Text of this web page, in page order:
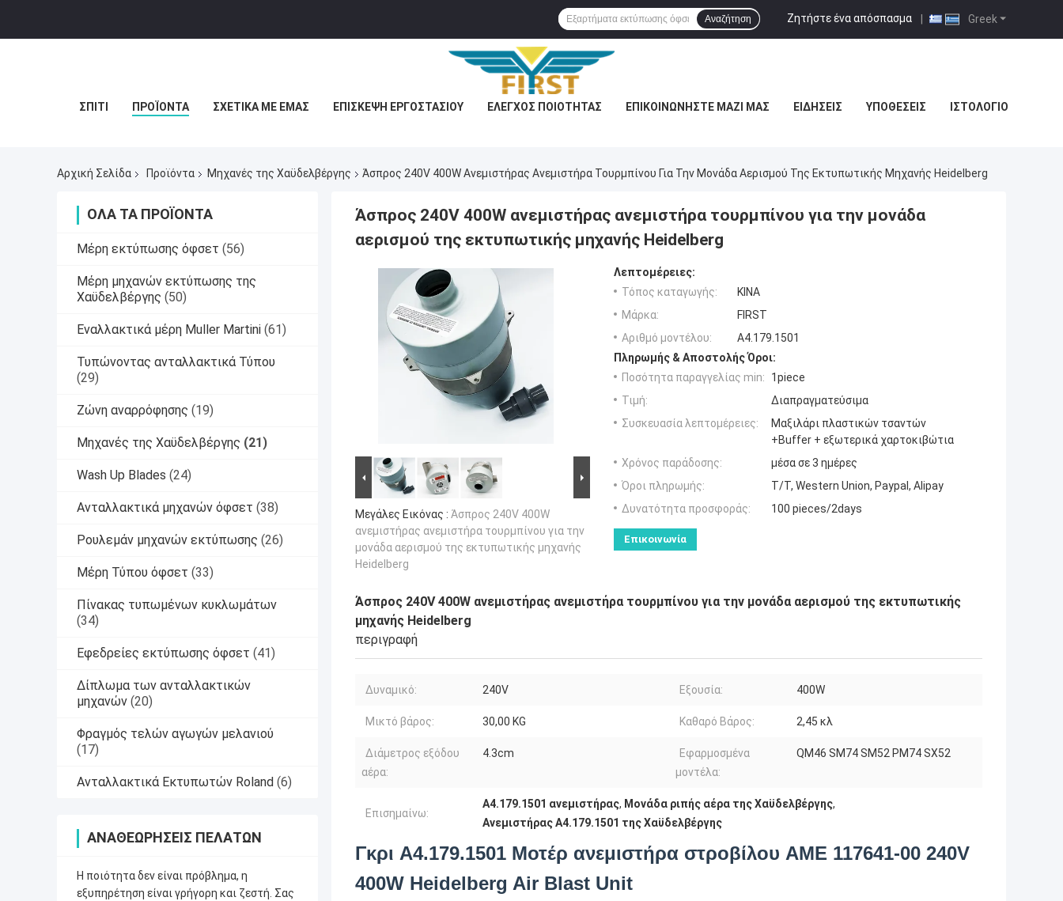
Greek
Ζητήστε ένα απόσπασμα |
Αναζήτηση
ΣΠΊΤΙ ΠΡΟΪΌΝΤΑ ΣΧΕΤΙΚΆ ΜΕ ΕΜΆΣ ΕΠΙΣΚΕΨΉ ΕΡΓΟΣΤΑΣΊΟΥ ΈΛΕΓΧΟΣ ΠΟΙΌΤΗΤΑΣ ΕΠΙΚΟΙΝΩΝΉΣΤΕ ΜΑΖΊ ΜΑΣ ΕΙΔΉΣΕΙΣ ΥΠΟΘΈΣΕΙΣ ΙΣΤΟΛΌΓΙΟ
Αρχική Σελίδα Προϊόντα Μηχανές της Χαϋδελβέργης Άσπρος 240V 400W Ανεμιστήρας Ανεμιστήρα Τουρμπίνου Για Την Μονάδα Αερισμού Της Εκτυπωτικής Μηχανής Heidelberg
ΌΛΑ ΤΑ ΠΡΟΪΌΝΤΑ
Μέρη εκτύπωσης όφσετ (56)
Μέρη μηχανών εκτύπωσης της
Χαϋδελβέργης (50)
Εναλλακτικά μέρη Muller Martini (61)
Τυπώνοντας ανταλλακτικά Τύπου
(29)
Ζώνη αναρρόφησης (19)
Μηχανές της Χαϋδελβέργης (21)
Wash Up Blades (24)
Ανταλλακτικά μηχανών όφσετ (38)
Ρουλεμάν μηχανών εκτύπωσης (26)
Μέρη Τύπου όφσετ (33)
Πίνακας τυπωμένων κυκλωμάτων
(34)
Εφεδρείες εκτύπωσης όφσετ (41)
Δίπλωμα των ανταλλακτικών
μηχανών (20)
Φραγμός τελών αγωγών μελανιού
(17)
Ανταλλακτικά Εκτυπωτών Roland (6)
ΑΝΑΘΕΩΡΉΣΕΙΣ ΠΕΛΑΤΏΝ
Η ποιότητα δεν είναι πρόβλημα, η
εξυπηρέτηση είναι γρήγορη και ζεστή. Σας
Άσπρος 240V 400W ανεμιστήρας ανεμιστήρα τουρμπίνου για την μονάδα
αερισμού της εκτυπωτικής μηχανής Heidelberg
Μεγάλες Εικόνας : Άσπρος 240V 400W
ανεμιστήρας ανεμιστήρα τουρμπίνου για την
μονάδα αερισμού της εκτυπωτικής μηχανής
Heidelberg
Λεπτομέρειες:
Τόπος καταγωγής:
ΚΙΝΑ
Μάρκα:
FIRST
Αριθμό μοντέλου:
A4.179.1501
Πληρωμής & Αποστολής Όροι:
Ποσότητα παραγγελίας min:
1piece
Τιμή:
Διαπραγματεύσιμα
Συσκευασία λεπτομέρειες:
Μαξιλάρι πλαστικών τσαντών
+Buffer + εξωτερικά χαρτοκιβώτια
Χρόνος παράδοσης:
μέσα σε 3 ημέρες
Όροι πληρωμής:
T/T, Western Union, Paypal, Alipay
Δυνατότητα προσφοράς:
100 pieces/2days
Επικοινωνία
Άσπρος 240V 400W ανεμιστήρας ανεμιστήρα τουρμπίνου για την μονάδα αερισμού της εκτυπωτικής
μηχανής Heidelberg
περιγραφή
Δυναμικό: 240V Εξουσία: 400W
Μικτό βάρος: 30,00 KG Καθαρό Βάρος: 2,45 κλ
Διάμετρος εξόδου
αέρα:
4.3cm
Εφαρμοσμένα
μοντέλα:
QM46 SM74 SM52 PM74 SX52
Επισημαίνω:
A4.179.1501 ανεμιστήρας, Μονάδα ριπής αέρα της Χαϋδελβέργης,
Ανεμιστήρας A4.179.1501 της Χαϋδελβέργης
Γκρι A4.179.1501 Μοτέρ ανεμιστήρα στροβίλου AME 117641-00 240V
400W Heidelberg Air Blast Unit